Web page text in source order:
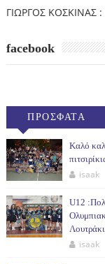
ΓΙΩΡΓΟΣ ΚΟΣΚΙΝΑΣ :
facebook
ΠΡΟΣΦΑΤΑ
Καλό
isaak
U12
Λουτράκι
isaak